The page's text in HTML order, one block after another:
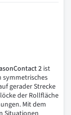
2ist
symmetrisches
gerader Strecke
der Rollfläche
Mit dem